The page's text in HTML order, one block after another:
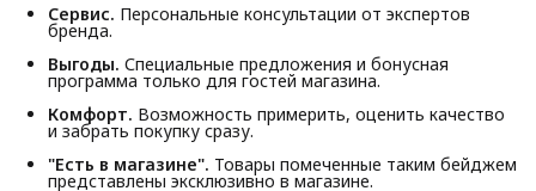
Сервис. Персональные консультации от экспертов
бренда.
Выгоды. Специальные предложения и бонусная
программа только для гостей магазина.
Комфорт. Возможность примерить, оценить качество
и забрать покупку сразу.
"Есть в магазине". Товары помеченные таким бейджем
представлены эксклюзивно в магазине.